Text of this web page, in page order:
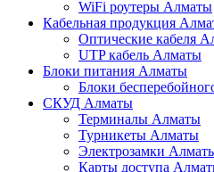
WiFi роутеры Алматы
Кабельная продукция
Оптические кабеля
UTP кабель Алматы
Блоки питания Алматы
Блоки
СКУД Алматы
Терминалы Алматы
Турникеты Алматы
Электрозамки
Карты доступа